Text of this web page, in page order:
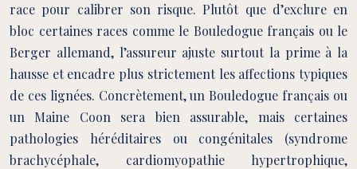
race pour calibrer son risque. Plutôt que d’exclure en
bloc certaines races comme le Bouledogue français ou le
Berger allemand, l’assureur ajuste surtout la prime à la
hausse et encadre plus strictement les affections typiques
de ces lignées. Concrètement, un Bouledogue français ou
un Maine Coon sera bien assurable, mais certaines
pathologies héréditaires ou congénitales (syndrome
brachycéphale, cardiomyopathie hypertrophique,